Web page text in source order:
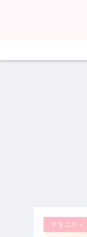
マタニティ